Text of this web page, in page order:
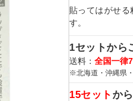
貼ってはがせ
す。
1セットから
送料： 全国一律
※北海道・沖縄県
15セット から